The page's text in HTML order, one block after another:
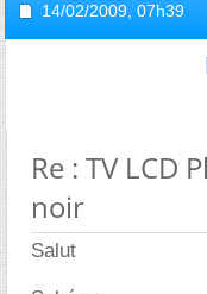
14/02/2009, 07h39
Re : TV LCD
noir
Salut